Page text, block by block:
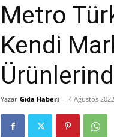
Metro
Kendi
Yazar Gıda Haberi - 4 Ağustos 2022